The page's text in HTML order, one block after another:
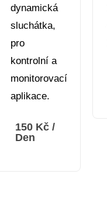
dynamická
sluchátka,
pro
kontrolní a
monitorovací
aplikace.
150 Kč /
Den